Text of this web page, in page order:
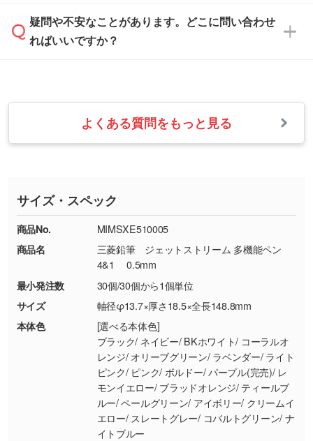
・フルカラーデータを1色に変換してほしい
・1色印刷でグラデーションや濃淡を表現した
い
す。→詳しく見る
・コーポレートカラーを使って印刷したい／印
刷色にこだわりがある
DIC・PANTONEなどのカラーチップの指定や、
現物支給による色指定も承っております。→
しく見る
・背景がある画像からキャラクター部分だけを
使いたいです
シンプルな背景のデータや、使いたいキャラク
ター部分の輪郭がはっきりしているデータは切
り抜き処理が可能です。→
詳しく見る
本体色がナチュラルなど淡色の場合、印刷をく
っきりと目立たせたいときは濃い印刷色が、柔
らかい雰囲気にしたいときは淡い印刷色が映え
また、お選びいただいた印刷色が本体色に合わ
ない場合や仕上がりに影響しそうな場合は、ス
タッフから別の色をご案内することもございま
速やかに対応いたします。
お手数をお掛けいたしますが、至急担当スタッ
フまでご連絡ください。商品の状況を確認し、
・お届け時に商品が損傷・故障している場合
・ご注文と異なる商品が届いた場合
・印刷不良があった場合
※詳しくは「商品の良品基準について
ください。
【返品・交換ができない場合】
・お客様の元で商品を加工された場合、または
商品が破損した場合
・商品到着後7日以上経過している場合
・お客様のご都合による返品・交換依頼(商
品・色・数量などの注文間違い等)
疑問や不安なことがあります。どこに問い合わせ
ればいいですか？
業日以内に担当スタッフよりメールにてご連絡
いたします。
お急ぎの場合はお電話でのご質問も受け付けて
TEL：0422-29-9911 営業時間10:00～
18:00(土日祝日除く)
お問い合わせフォームはこちら
よくある質問をもっと見る
サイズ・スペック
商品No.
MIMSXE510005
商品名
三菱鉛筆 ジェットストリーム 多機能ペン
4&1 0.5mm
最小発注数
30個/30個から1個単位
サイズ
軸径φ13.7×厚さ18.5×全長148.8mm
本体色
[選べる本体色]
ブラック/ ネイビー/ BKホワイト/ コーラルオ
レンジ/ オリーブグリーン/ ラベンダー/ ライト
ピンク/ ピンク/ ボルドー/ パープル(完売)/ レ
モンイエロー/ ブラッドオレンジ/ ティールブ
ルー/ ペールグリーン/ アイボリー/ クリームイ
エロー/ スレートグレー/ コバルトグリーン/ ナ
イトブルー